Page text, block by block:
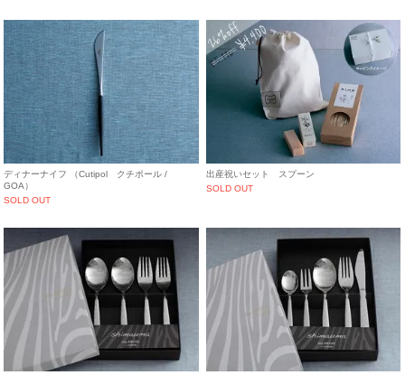
ディナーナイフ （Cutipol クチポール /
GOA）
SOLD OUT
出産祝いセット スプーン
SOLD OUT